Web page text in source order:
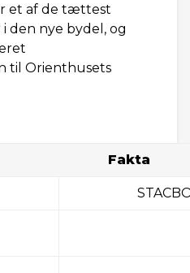
et af de tættest
den nye bydel, og
til Orienthusets
Fakta